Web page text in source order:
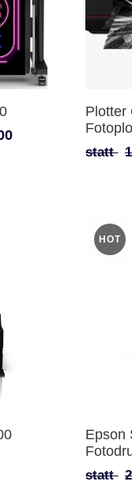
Plotter
statt
HOT
Epson
statt